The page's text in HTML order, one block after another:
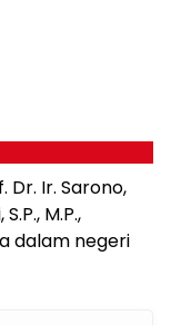
Dr. Ir. Sarono,
M.P.,
dalam negeri